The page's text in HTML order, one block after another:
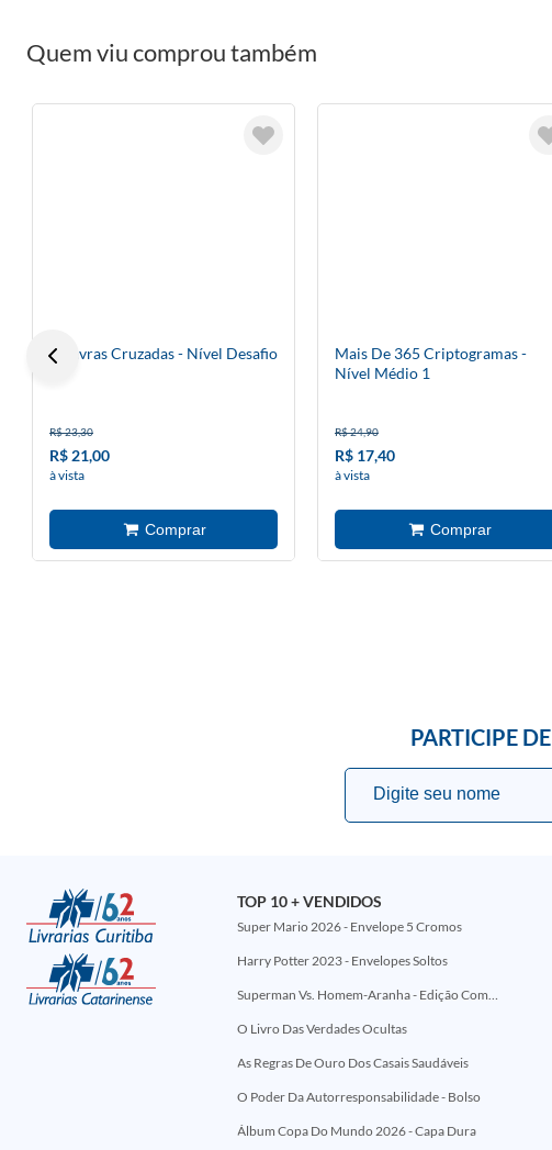
Quem viu comprou também
Palavras Cruzadas - Nível Desafio
R$ 23,30
R$ 21,00
à vista
Mais De 365 Criptogramas -
Nível Médio 1
R$ 24,90
R$ 17,40
à vista
PARTICIPE
TOP 10 + VENDIDOS
Super Mario 2026 - Envelope 5 Cromos
Harry Potter 2023 - Envelopes Soltos
Superman Vs. Homem-Aranha - Edição Comemorativa 50 Anos (Encontros Clássicos Dc E Marvel)
O Livro Das Verdades Ocultas
As Regras De Ouro Dos Casais Saudáveis
O Poder Da Autorresponsabilidade - Bolso
Álbum Copa Do Mundo 2026 - Capa Dura